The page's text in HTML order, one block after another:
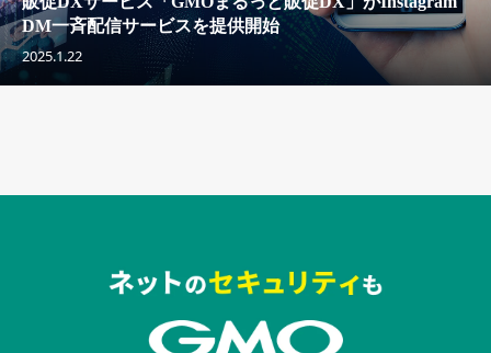
DM一斉配信サービスを提供開始
2025.1.22
セキュリティキャンペーンでのバナー